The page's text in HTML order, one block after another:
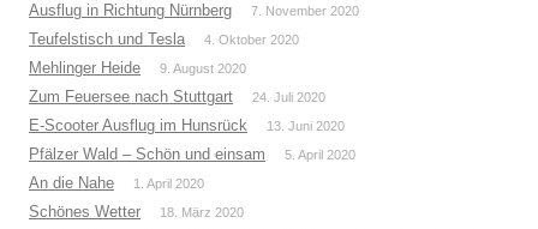
Ausflug in Richtung Nürnberg 7. November 2020
Teufelstisch und Tesla 4. Oktober 2020
Mehlinger Heide 9. August 2020
Zum Feuersee nach Stuttgart 24. Juli 2020
E-Scooter Ausflug im Hunsrück 13. Juni 2020
Pfälzer Wald – Schön und einsam 5. April 2020
An die Nahe 1. April 2020
Schönes Wetter 18. März 2020